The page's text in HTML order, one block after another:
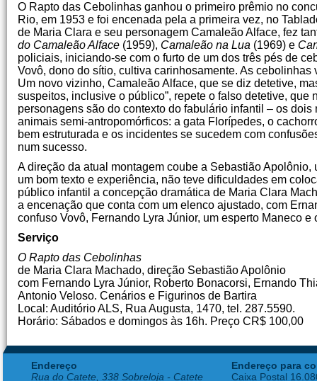
O Rapto das Cebolinhas ganhou o primeiro prêmio no
Rio, em 1953 e foi encenada pela a primeira vez, no
de Maria Clara e seu personagem Camaleão Alface, fez
do Camaleão Alface (1959), Camaleão na Lua (1969) e
policiais, iniciando-se com o furto de um dos três pés de
Vovô, dono do sítio, cultiva carinhosamente. As
Um novo vizinho, Camaleão Alface, que se diz detetive,
suspeitos, inclusive o público”, repete o falso detetive,
personagens são do contexto do fabulário infantil – os
animais semi-antropomórficos: a gata Florípedes, o
bem estruturada e os incidentes se sucedem com
num sucesso.
A direção da atual montagem coube a Sebastião
um bom texto e experiência, não teve dificuldades em
público infantil a concepção dramática de Maria Clara
a encenação que conta com um elenco ajustado, com
confuso Vovô, Fernando Lyra Júnior, um esperto Maneco
Serviço
O Rapto das Cebolinhas
de Maria Clara Machado, direção Sebastião Apolônio
com Fernando Lyra Júnior, Roberto Bonacorsi, Ernando
Antonio Veloso. Cenários e Figurinos de Bartira
Local: Auditório ALS, Rua Augusta, 1470, tel. 287.5590.
Horário: Sábados e domingos às 16h. Preço CR$ 100,00
Endereço
Rua do Catete, 338 Sobreloja - Catete
Endereço para
Caixa Postal